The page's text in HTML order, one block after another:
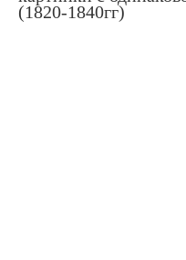
(1820-1840гг)